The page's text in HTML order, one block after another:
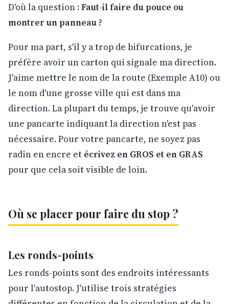
D'où la question :Faut-il faire du pouce ou
montrer un panneau ?
Pour ma part, s'il y a trop de bifurcations, je
préfère avoir un carton qui signale ma direction.
J'aime mettre le nom de la route (Exemple A10) ou
le nom d'une grosse ville qui est dans ma
direction. La plupart du temps, je trouve qu'avoir
une pancarte indiquant la direction n'est pas
nécessaire. Pour votre pancarte, ne soyez pas
radin en encre et écrivez en GROS et en GRAS
pour que cela soit visible de loin.
Où se placer pour faire du stop ?
Les ronds-points
Les ronds-points sont des endroits intéressants
pour l'autostop. J'utilise trois stratégies